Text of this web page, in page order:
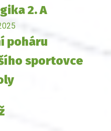
2. A
poháru
sportovce